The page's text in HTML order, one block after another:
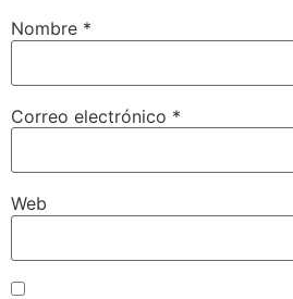
Nombre *
Correo electrónico *
Web